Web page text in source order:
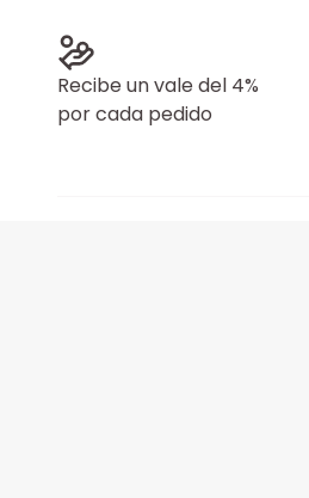
Recibe un vale del 4%
por cada pedido